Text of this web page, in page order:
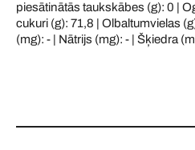
piesātinātās taukskābes (g): 0 |
cukuri (g): 71,8 | Olbaltumvielas
(mg): - | Nātrijs (mg): - | Šķiedra